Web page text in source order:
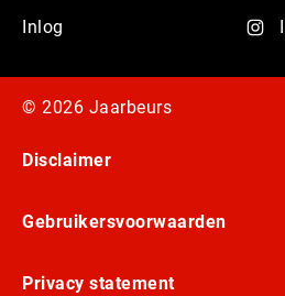
Inlog
© 2026 Jaarbeurs
Disclaimer
Gebruikersvoorwaarden
Privacy statement